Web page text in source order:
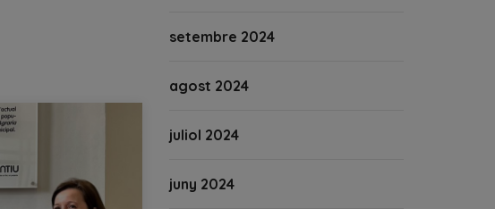
setembre 2024
agost 2024
juliol 2024
juny 2024